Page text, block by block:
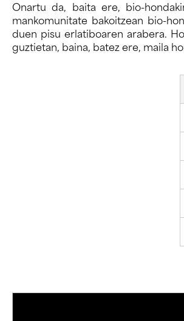
Onartu da, baita ere, bio-
mankomunitate bakoitzean bio-
duen pisu erlatiboaren arabera.
guztietan, baina, batez ere, maila